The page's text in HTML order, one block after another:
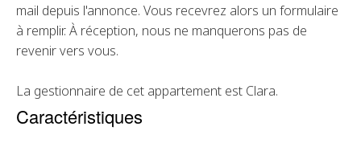
mail depuis l'annonce. Vous recevrez alors un formulaire
à remplir. À réception, nous ne manquerons pas de
revenir vers vous.
La gestionnaire de cet appartement est Clara.
Caractéristiques